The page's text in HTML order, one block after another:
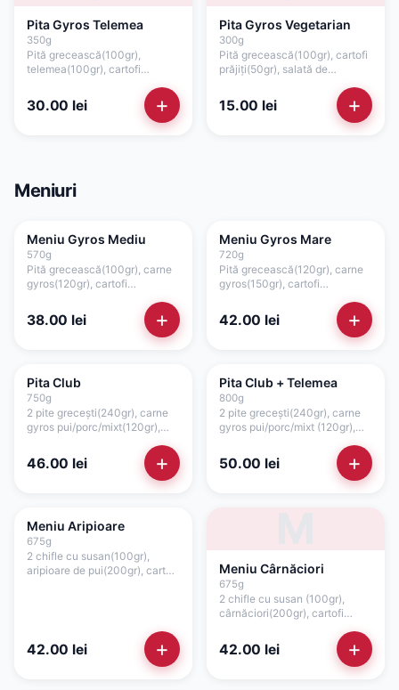
Pita Gyros Telemea
350g
Pită grecească(100gr),
telemea(100gr), cartofi
ceapă(15gr), salată verde,
maioneză de casă cu
30.00 lei +
Pita Gyros Vegetarian
300g
Pită grecească(100gr), cartofi
prăjiți(50gr), salată de
ceapă(15gr), salată verde,
ketchup(50gr)
15.00 lei +
Meniuri
Meniu Gyros Mediu
570g
Pită grecească(100gr), carne
gyros(120gr), cartofi
varză(100gr), roșii(35gr),
ceapă(15gr), sos
tzatziki(40gr), sos maioneza
38.00 lei +
Meniu Gyros Mare
720g
Pită grecească(120gr), carne
gyros(150gr), cartofi
varză(100gr), roșii(35gr),
ceapă(15gr), sos
tzatziki(75gr), sos maioneza
42.00 lei +
Pita Club
750g
2 pite grecești(240gr), carne
gyros pui/porc/mixt(120gr),
prăjiți(120gr), sos maioneză de
casă cu usturoi(75gr + separat
46.00 lei +
Pita Club + Telemea
800g
2 pite grecești(240gr), carne
gyros pui/porc/mixt (120gr),
telemea(50gr) cartofi
prăjiți(120gr), sos maioneză de
casă cu usturoi(75gr + separat
50.00 lei +
Meniu Aripioare
675g
2 chifle cu susan(100gr),
aripioare de pui(200gr), cartofi
42.00 lei +
Meniu Cârnăciori
675g
2 chifle cu susan (100gr),
cârnăciori(200gr), cartofi
varză(100gr), roșii(35gr),
ceapă(15gr), sos picant(75gr)
42.00 lei +